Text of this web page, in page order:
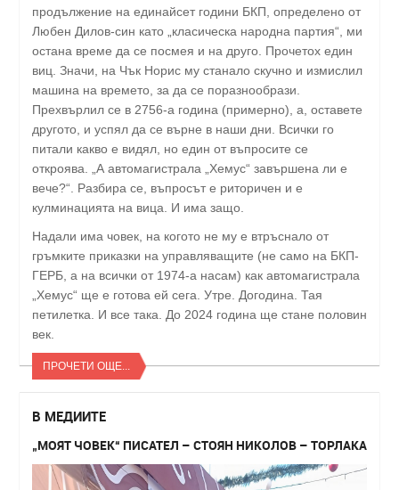
продължение на единайсет години БКП, определено от
Любен Дилов-син като „класическа народна партия“, ми
остана време да се посмея и на друго. Прочетох един
виц. Значи, на Чък Норис му станало скучно и измислил
машина на времето, за да се поразнообрази.
Прехвърлил се в 2756-а година (примерно), а, оставете
другото, и успял да се върне в наши дни. Всички го
питали какво е видял, но един от въпросите се
откроява. „А автомагистрала „Хемус“ завършена ли е
вече?“. Разбира се, въпросът е риторичен и е
кулминацията на вица. И има защо.
Надали има човек, на когото не му е втръснало от
гръмките приказки на управляващите (не само на БКП-
ГЕРБ, а на всички от 1974-а насам) как автомагистрала
„Хемус“ ще е готова ей сега. Утре. Догодина. Тая
петилетка. И все така. До 2024 година ще стане половин
век.
ПРОЧЕТИ ОЩЕ...
В МЕДИИТЕ
„МОЯТ ЧОВЕК“ ПИСАТЕЛ – СТОЯН НИКОЛОВ – ТОРЛАКА